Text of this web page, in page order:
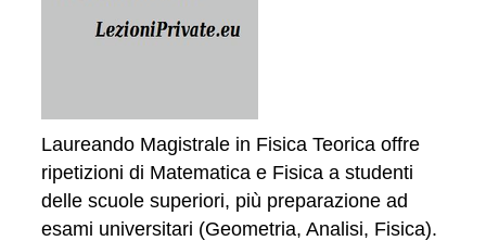
Laureando Magistrale in Fisica Teorica offre
ripetizioni di Matematica e Fisica a studenti
delle scuole superiori, più preparazione ad
esami universitari (Geometria, Analisi, Fisica).